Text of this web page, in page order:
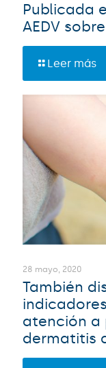
Publicada
AEDV
Leer más
28 mayo, 2020
También
atención a
dermatitis